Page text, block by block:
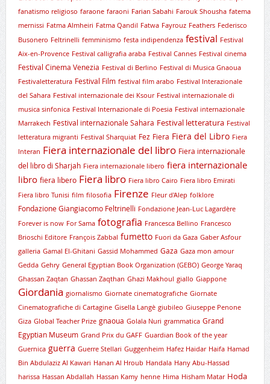
fanatismo religioso faraone faraoni Farian Sabahi Farouk Shousha fatema
mernissi Fatma Almheiri Fatma Qandil Fatwa Fayrouz Feathers Federisco
Busonero Feltrinelli femminismo festa indipendenza festival Festival
Aix-en-Provence Festival calligrafia araba Festival Cannes Festival cinema
Festival Cinema Venezia Festival di Berlino Festival di Musica Gnaoua
Festivaletteratura Festival Film festival film arabo Festival Interazionale
del Sahara Festival internazionale dei Ksour Festival internazionale di
musica sinfonica Festival Internazionale di Poesia Festival internazionale
Marrakech Festival internazionale Sahara Festival letteratura Festival
letteratura migranti Festival Sharquiat Fez Fiera Fiera del Libro Fiera
Interan Fiera internazionale del libro Fiera internazionale
del libro di Sharjah Fiera internazionale libero fiera internazionale
libro fiera libero Fiera libro Fiera libro Cairo Fiera libro Emirati
Fiera libro Tunisi film filosofia Firenze Fleur d'Alep folklore
Fondazione Giangiacomo Feltrinelli Fondazione Jean-Luc Lagardère
Forever is now For Sama fotografia Francesca Bellino Francesco
Brioschi Editore François Zabbal fumetto Fuori da Gaza Gaber Asfour
galleria Gamal El-Ghitani Gassid Mohammed Gaza Gaza mon amour
Gedda Gehry General Egyptian Book Organization (GEBO) George Yaraq
Ghassan Zaqtan Ghassan Zaqthan Ghazi Makhoul giallo Giappone
Giordania giornalismo Giornate cinematografiche Giornate
Cinematografiche di Cartagine Gisella Langè giubileo Giuseppe Penone
Giza Global Teacher Prize gnaoua Golala Nuri grammatica Grand
Egyptian Museum Grand Prix du GAFF Guardian Book of the year
Guernica guerra Guerre Stellari Guggenheim Hafez Haidar Haifa Hamad
Bin Abdulaziz Al Kawari Hanan Al Hroub Handala Hany Abu-Hassad
harissa Hassan Abdallah Hassan Kamy henne Hima Hisham Matar Hoda